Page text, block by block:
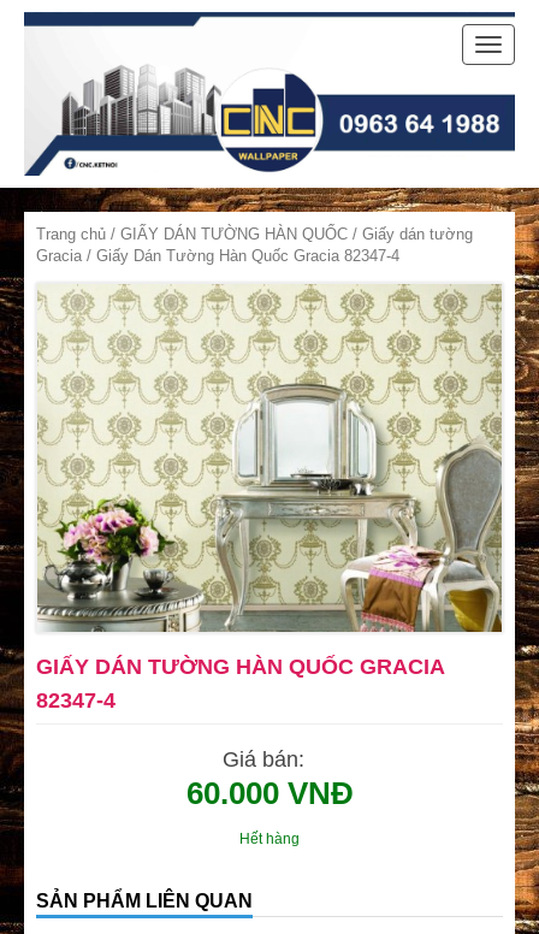
Toggle
Trang chủ / GIẤY DÁN TƯỜNG HÀN QUỐC / Giấy dán tường
Gracia / Giấy Dán Tường Hàn Quốc Gracia 82347-4
GIẤY DÁN TƯỜNG HÀN QUỐC GRACIA
82347-4
Giá bán:
60.000 VNĐ
Hết hàng
SẢN PHẨM LIÊN QUAN